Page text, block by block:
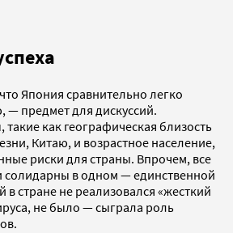
Япония сравнительно легко
предмет для дискуссий.
как географическая близость
Китаю, и возрастное население,
риски для страны. Впрочем, все
солидарны в одном — единственной
стране не реализовался «жесткий
не было — сыграла роль